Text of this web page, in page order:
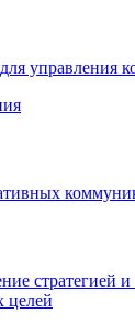
управления
стратегией
целей